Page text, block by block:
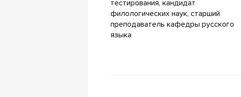
тестирования, кандидат
филологических наук, старший
преподаватель кафедры русского
языка